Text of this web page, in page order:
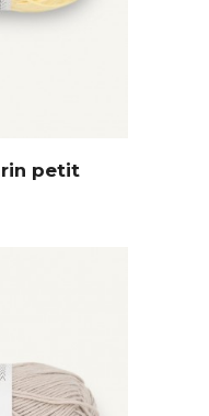
petit